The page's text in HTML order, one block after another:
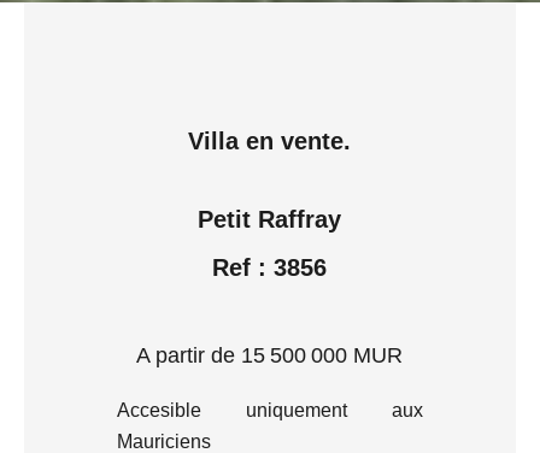
Villa en vente.
Petit Raffray
Ref : 3856
A partir de 15 500 000 MUR
Accesible uniquement aux
Mauriciens